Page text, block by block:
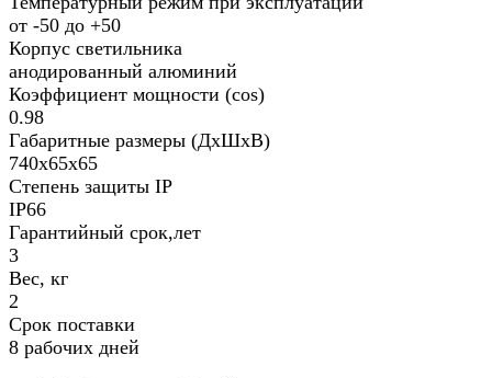
от -50 до +50
Корпус светильника
анодированный алюминий
Коэффициент мощности (cos)
0.98
Габаритные размеры (ДхШхВ)
740х65х65
Степень защиты IP
IP66
Гарантийный срок,лет
3
Вес, кг
2
Срок поставки
8 рабочих дней